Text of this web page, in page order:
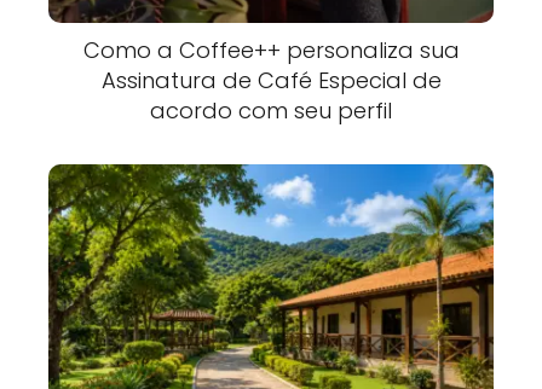
Como a Coffee++ personaliza sua
Assinatura de Café Especial de
acordo com seu perfil